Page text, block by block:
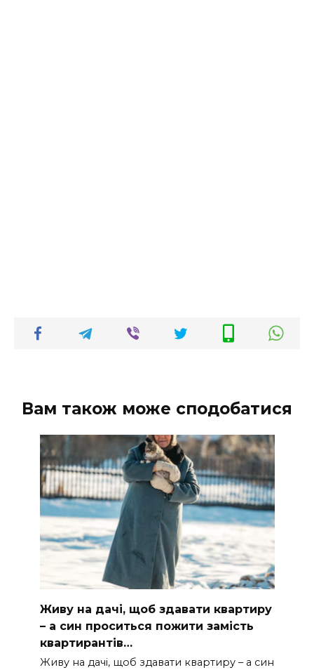
Вам також може сподобатися
Живу на дачі, щоб здавати квартиру
– а син проситься пожити замість
квартирантів…
Живу на дачі, щоб здавати квартиру – а син